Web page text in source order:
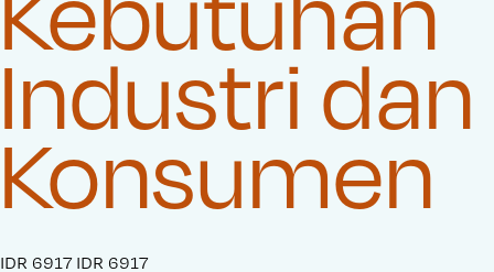
Industri dan
Konsumen
S
IDR 6917 O
IDR 6917